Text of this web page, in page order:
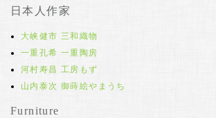
日本人作家
大峡健市 三和織物
一重孔希 一重陶房
河村寿昌 工房もず
山内泰次 御蒔絵やまうち
Furniture